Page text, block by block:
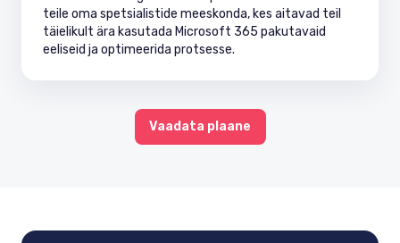
teile oma spetsialistide meeskonda, kes aitavad teil
täielikult ära kasutada Microsoft 365 pakutavaid
eeliseid ja optimeerida protsesse.
Vaadata plaane